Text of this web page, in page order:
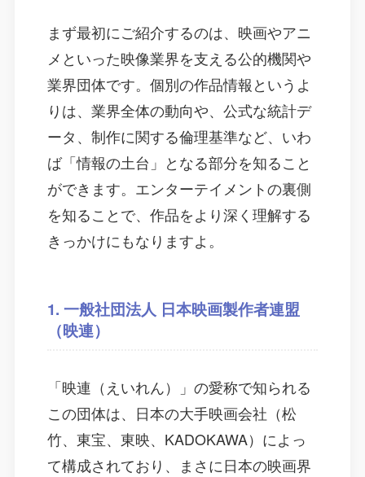
まず最初にご紹介するのは、映画やアニ
メといった映像業界を支える公的機関や
業界団体です。個別の作品情報というよ
りは、業界全体の動向や、公式な統計デ
ータ、制作に関する倫理基準など、いわ
ば「情報の土台」となる部分を知ること
ができます。エンターテイメントの裏側
を知ることで、作品をより深く理解する
きっかけにもなりますよ。
1. 一般社団法人 日本映画製作者連盟
（映連）
「映連（えいれん）」の愛称で知られる
この団体は、日本の大手映画会社（松
竹、東宝、東映、KADOKAWA）によっ
て構成されており、まさに日本の映画界